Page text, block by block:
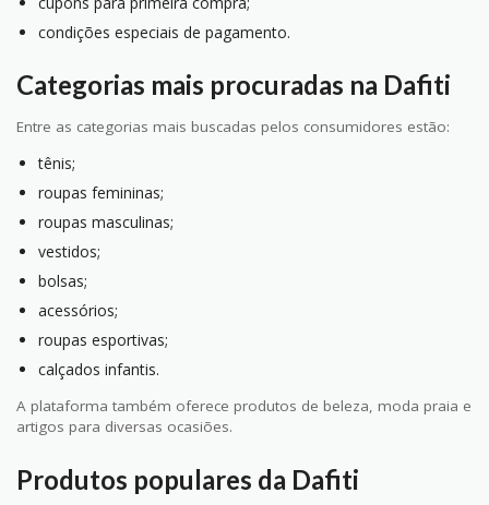
condições especiais de pagamento.
Categorias mais procuradas na Dafiti
Entre as categorias mais buscadas pelos consumidores estão:
tênis;
roupas femininas;
roupas masculinas;
vestidos;
bolsas;
acessórios;
roupas esportivas;
calçados infantis.
A plataforma também oferece produtos de beleza, moda praia e
artigos para diversas ocasiões.
Produtos populares da Dafiti